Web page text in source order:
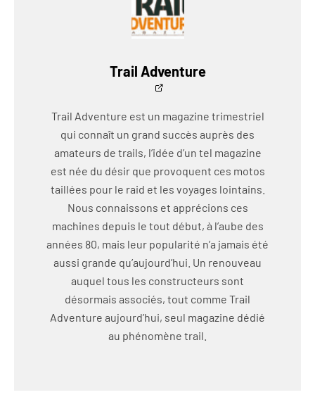
Trail Adventure
Trail Adventure est un magazine trimestriel
qui connaît un grand succès auprès des
amateurs de trails, l’idée d’un tel magazine
est née du désir que provoquent ces motos
taillées pour le raid et les voyages lointains.
Nous connaissons et apprécions ces
machines depuis le tout début, à l’aube des
années 80, mais leur popularité n’a jamais été
aussi grande qu’aujourd’hui. Un renouveau
auquel tous les constructeurs sont
désormais associés, tout comme Trail
Adventure aujourd’hui, seul magazine dédié
au phénomène trail.